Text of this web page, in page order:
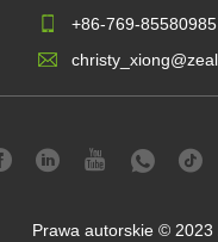
+86-769-85580985
Prawa autorskie © 2023